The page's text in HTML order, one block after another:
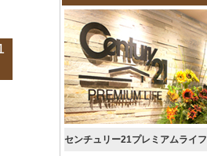
センチュリー21プレミアムライフ